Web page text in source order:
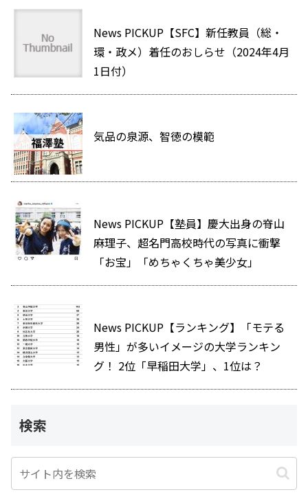
News PICKUP【SFC】新任教員（総・
環・政メ）着任のおしらせ（2024年4月
1日付）
気品の泉源、智徳の模範
News PICKUP【塾員】慶大出身の脊山
麻理子、超名門高校時代の写真に衝撃
「お宝」「めちゃくちゃ美少女」
News PICKUP【ランキング】「モテる
男性」が多いイメージの大学ランキン
グ！ 2位「早稲田大学」、1位は？
検索